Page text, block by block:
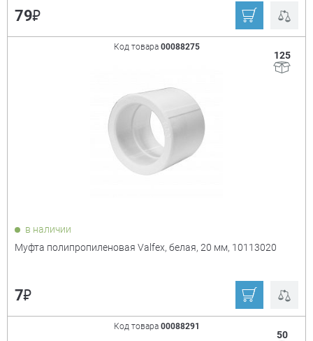
32х20 мм
+
полипропилен
79₽
Код товара 00088275
125
в наличии
Муфта полипропиленовая Valfex, белая, 20 мм, 10113020
7₽
Код товара 00088291
50